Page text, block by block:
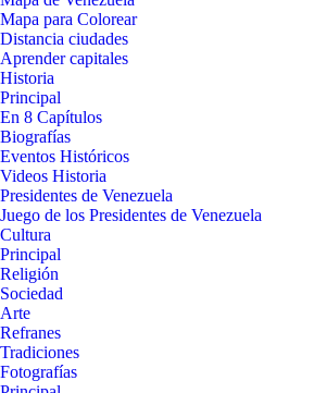
Mapa para Colorear
Distancia ciudades
Aprender capitales
Historia
Principal
En 8 Capítulos
Biografías
Eventos Históricos
Videos Historia
Presidentes de Venezuela
Juego de los Presidentes de Venezuela
Cultura
Principal
Religión
Sociedad
Arte
Refranes
Tradiciones
Fotografías